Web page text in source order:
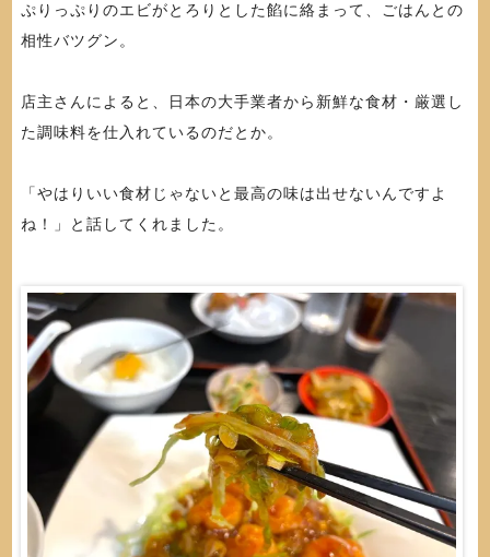
ぷりっぷりのエビがとろりとした餡に絡まって、ごはんとの
相性バツグン。
店主さんによると、日本の大手業者から新鮮な食材・厳選し
た調味料を仕入れているのだとか。
「やはりいい食材じゃないと最高の味は出せないんですよ
ね！」と話してくれました。